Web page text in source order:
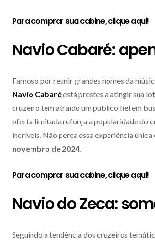
Para comprar sua cabine,clique aqui!
Navio Cabaré:
Famoso por reunir grandes nomes da
Navio Cabaréestá prestes a atingir sua
cruzeiro tem atraído um público fiel em
oferta limitada reforça a popularidade do
incríveis. Não perca essa experiência
novembro de 2024.
Para comprar sua cabine,clique aqui!
Navio do Zeca:
Seguindo a tendência dos cruzeiros